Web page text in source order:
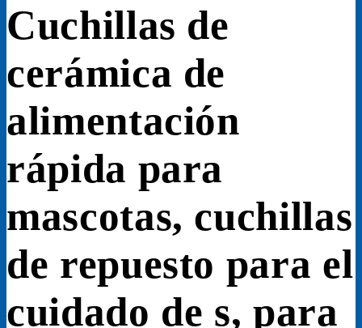
Cuchillas de
cerámica de
alimentación
rápida para
mascotas, cuchillas
de repuesto para el
cuidado de s, para